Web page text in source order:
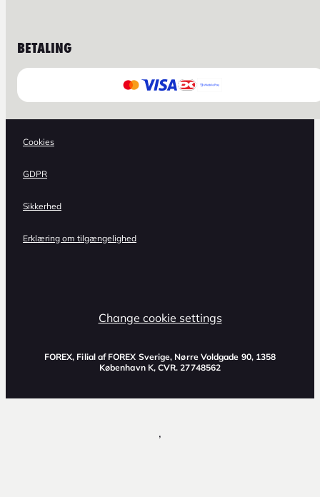
BETALING
Cookies
GDPR
Sikkerhed
Erklæring om tilgængelighed
Change cookie settings
FOREX, Filial af FOREX Sverige, Nørre Voldgade 90, 1358
København K, CVR. 27748562
,